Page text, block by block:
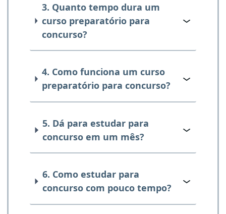
3. Quanto tempo dura um
curso preparatório para
concurso?
4. Como funciona um curso
preparatório para concurso?
5. Dá para estudar para
concurso em um mês?
6. Como estudar para
concurso com pouco tempo?